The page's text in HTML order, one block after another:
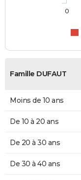
0
Famille DUFAUT
Moins de 10 ans
De 10 à 20 ans
De 20 à 30 ans
De 30 à 40 ans